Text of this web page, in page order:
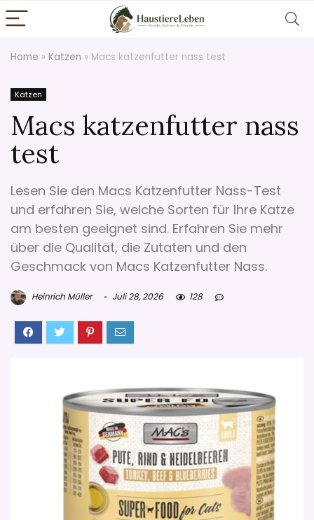
Home » Katzen » Macs katzenfutter nass test
Katzen
Macs katzenfutter nass
test
Lesen Sie den Macs Katzenfutter Nass-Test
und erfahren Sie, welche Sorten für Ihre Katze
am besten geeignet sind. Erfahren Sie mehr
über die Qualität, die Zutaten und den
Geschmack von Macs Katzenfutter Nass.
Heinrich Müller Juli 28, 2026 128